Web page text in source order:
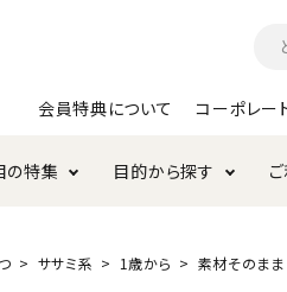
会員特典について コーポレー
お手入
品 トイレ
極上
の特集
けりぐ
目的から探す
ご注文
ササミ系 1歳から 素材そのま